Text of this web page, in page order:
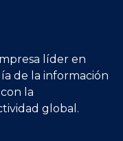
líder en
de la información
la
global.